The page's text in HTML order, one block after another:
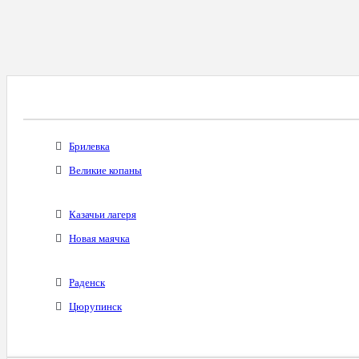
Брилевка
Великие копаны
Казачьи лагеря
Новая маячка
Раденск
Цюрупинск